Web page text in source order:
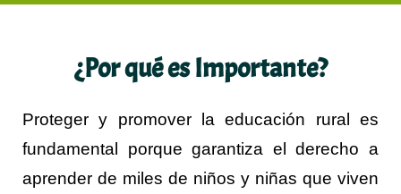
¿Por qué es Importante?
Proteger y promover la educación rural es
fundamental porque garantiza el derecho a
aprender de miles de niños y niñas que viven